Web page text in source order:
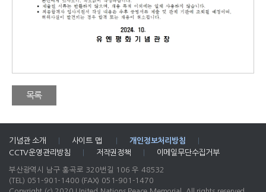
목록
기념관 소개 사이트 맵 개인정보처리방침
CCTV운영관리방침
저작권정책 이메일무단수집거부
부산광역시 남구 홍곡로 320번길 106 우 48532
(TEL) 051-901-1400 (FAX) 051-901-1470